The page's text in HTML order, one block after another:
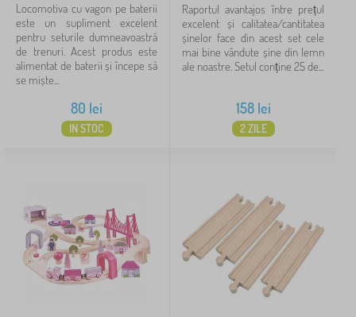
Locomotiva cu vagon pe baterii
este un supliment excelent
pentru seturile dumneavoastră
de trenuri. Acest produs este
alimentat de baterii și începe să
se miște...
80 lei
IN STOC
Raportul avantajos între prețul
excelent și calitatea/cantitatea
șinelor face din acest set cele
mai bine vândute șine din lemn
ale noastre. Setul conține 25 de...
158lei
2 ZILE